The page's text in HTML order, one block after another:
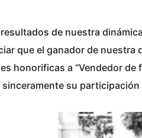
de nuestra
que el ganador de nuestra
honorificas a “Vendedor de
sinceramente su